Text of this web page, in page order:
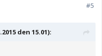
#5
den 15.01):